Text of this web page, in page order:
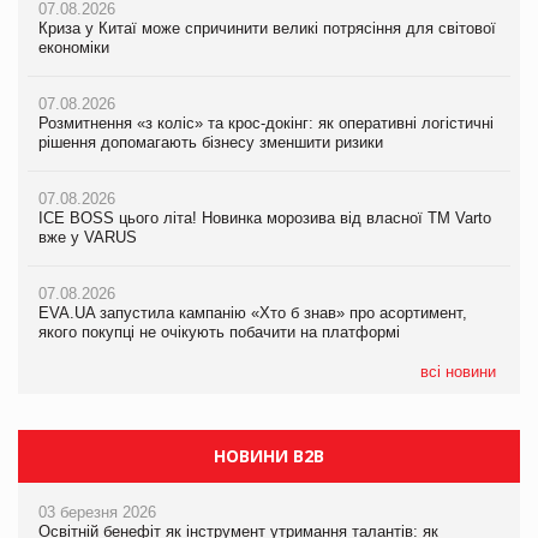
07.08.2026
Криза у Китаї може спричинити великі потрясіння для світової
економіки
07.08.2026
Розмитнення «з коліс» та крос-докінг: як оперативні логістичні
рішення допомагають бізнесу зменшити ризики
07.08.2026
ICE BOSS цього літа! Новинка морозива від власної ТМ Varto
вже у VARUS
07.08.2026
EVA.UA запустила кампанію «Хто б знав» про асортимент,
якого покупці не очікують побачити на платформі
всі новини
07.08.2026
Криза у Китаї може спричинити великі потрясіння для світової
економіки
07.08.2026
Розмитнення «з коліс» та крос-докінг: як оперативні логістичні
рішення допомагають бізнесу зменшити ризики
07.08.2026
ICE BOSS цього літа! Новинка морозива від власної ТМ Varto
вже у VARUS
07.08.2026
EVA.UA запустила кампанію «Хто б знав» про асортимент,
якого покупці не очікують побачити на платформі
07.08.2026
Криза у Китаї може спричинити великі потрясіння для світової
економіки
07.08.2026
Kraft Heinz скоротила збиток у першому півріччі
Продажі Hugo Boss впали на 9%
НОВИНИ B2B
03 березня 2026
Освітній бенефіт як інструмент утримання талантів: як